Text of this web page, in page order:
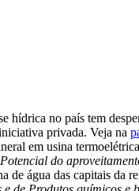
hídrica no país tem
privada. Veja na
em usina
Potencial do
água das capitais da